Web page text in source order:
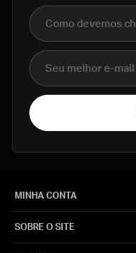
Nome completo
E-mail
MINHA CONTA
SOBRE O SITE